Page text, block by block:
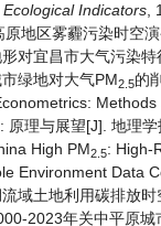
Ecological Indicators
地区雾霾污染时空
对宜昌市大气污染
绿地对大气PM2.5的
原理与展望[J]. 地理
High PM2.5: High-
Environment Data
域土地利用碳排放
2023年关中平原